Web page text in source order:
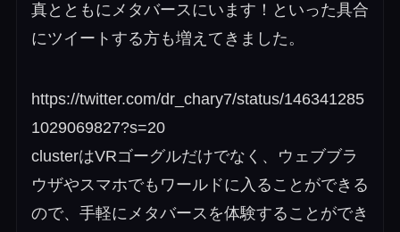
真とともにメタバースにいます！といった具合
にツイートする方も増えてきました。
https://twitter.com/dr_chary7/status/146341285
1029069827?s=20
clusterはVRゴーグルだけでなく、ウェブブラ
ウザやスマホでもワールドに入ることができる
ので、手軽にメタバースを体験することができ